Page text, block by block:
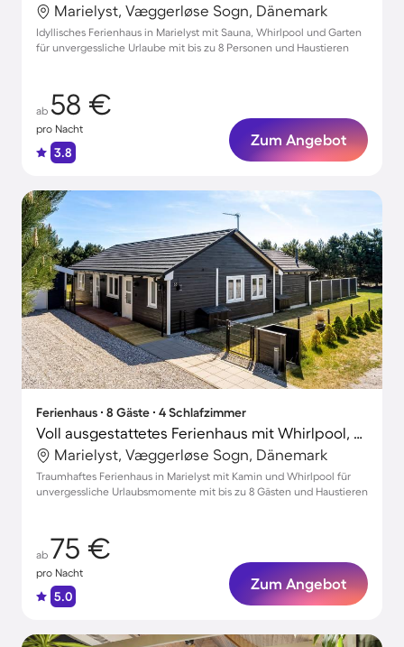
Marielyst, Væggerløse Sogn, Dänemark
Idyllisches Ferienhaus in Marielyst mit Sauna, Whirlpool und Garten
für unvergessliche Urlaube mit bis zu 8 Personen und Haustieren
ab 58 €
pro Nacht
3.8
Zum Angebot
Ferienhaus ∙ 8 Gäste ∙ 4 Schlafzimmer
Voll ausgestattetes Ferienhaus mit Whirlpool, Grill und Terrasse | Haustiere sind willkommen
Marielyst, Væggerløse Sogn, Dänemark
Traumhaftes Ferienhaus in Marielyst mit Kamin und Whirlpool für
unvergessliche Urlaubsmomente mit bis zu 8 Gästen und Haustieren
ab 75 €
pro Nacht
5.0
Zum Angebot